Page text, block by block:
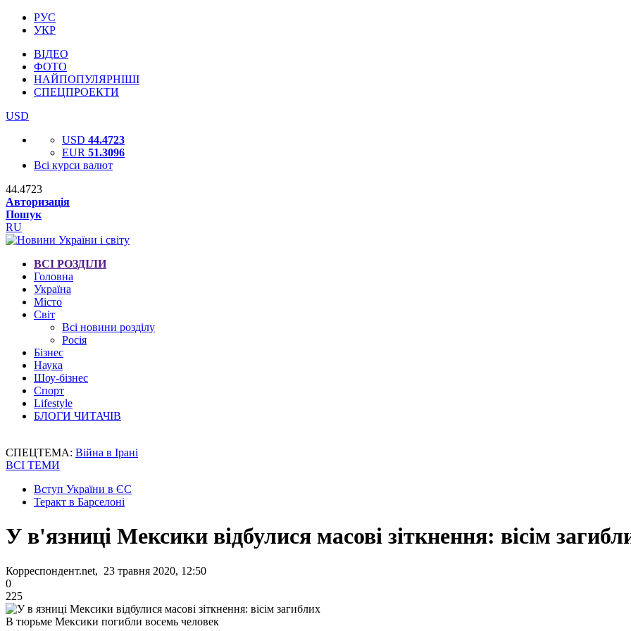
РУС
УКР
ВІДЕО
ФОТО
НАЙПОПУЛЯРНІШІ
СПЕЦПРОЕКТИ
USD
USD 44.4723
EUR 51.3096
Всі курси валют
44.4723
Авторизація
Пошук
RU
ВСІ РОЗДІЛИ
Головна
Україна
Місто
Світ
Всі новини розділу
Росія
Бізнес
Наука
Шоу-бізнес
Спорт
Lifestyle
БЛОГИ ЧИТАЧІВ
СПЕЦТЕМА: Війна в Ірані
ВСІ ТЕМИ
Вступ України в ЄС
Теракт в Барселоні
У в'язниці Мексики відбулися масові зіткнення: вісім
Корреспондент.net, 23 травня 2020, 12:50
0
225
В тюрьме Мексики погибли восемь человек